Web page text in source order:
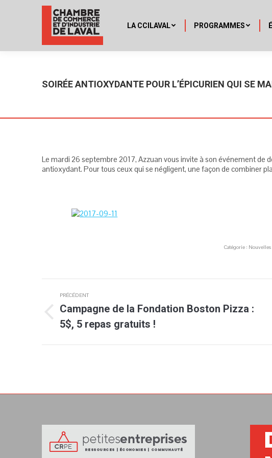
LA CCILAVAL PROGRAMMES
SOIRÉE ANTIOXYDANTE POUR L’ÉPICURIEN QUI SE
Le mardi 26 septembre 2017, Azzuan vous invite à son événement de
antioxydant. Pour tous ceux qui se négligent, une façon de combiner
Catégorie : Nouvelles
Navigation
article
PRÉCÉDENT
précédent
Campagne de la Fondation Boston Pizza :
5$, 5 repas gratuits !